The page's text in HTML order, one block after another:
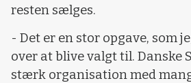
resten sælges.
- Det er en stor opgave, som
over at blive valgt til. Danske
stærk organisation med